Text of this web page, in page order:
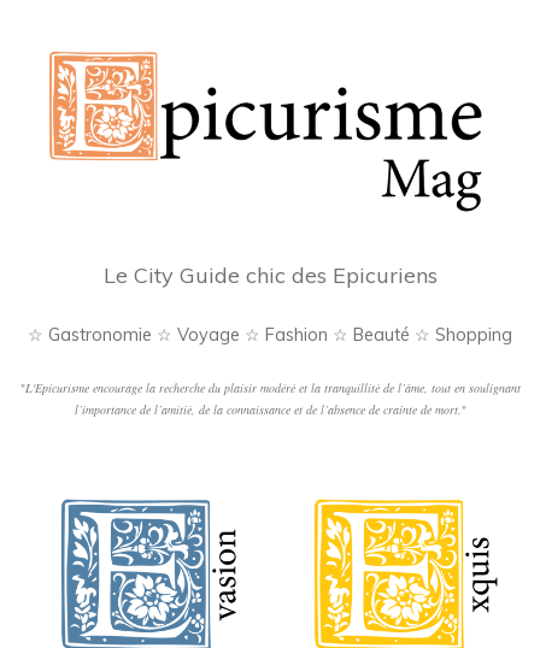
Le City Guide chic des Epicuriens
☆ Gastronomie ☆ Voyage ☆ Fashion ☆ Beauté ☆ Shopping
"L'Epicurisme encourage la recherche du plaisir modéré et la tranquillité de l’âme, tout en soulignant
l’importance de l’amitié, de la connaissance et de l’absence de crainte de mort."